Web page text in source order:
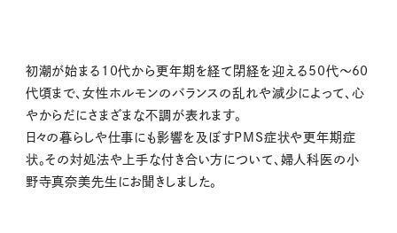
初潮が始まる10代から更年期を経て閉経を迎える50代～60
代頃まで、女性ホルモンのバランスの乱れや減少によって、心
やからだにさまざまな不調が表れます。
日々の暮らしや仕事にも影響を及ぼすPMS症状や更年期症
状。その対処法や上手な付き合い方について、婦人科医の小
野寺真奈美先生にお聞きしました。